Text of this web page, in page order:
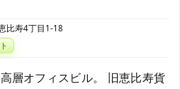
比寿4丁目1-18
層オフィスビル。 旧恵比寿貨